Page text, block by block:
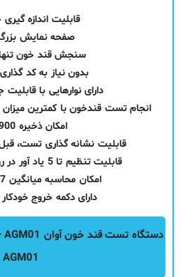
قابلیت اندازه
صفحه نمایش
سنجش قند خون تنها در 5
بدون نیاز به کد
دارای نوارهایی با
انجام تست قندخون با کمترین میزان حجم خون
امکان ذخیره 900 تست
قابلیت نشانه گذاری تست،
قابلیت تنظیم تا 5 یاد آور در روز جهت انجام تست
امکان محاسبه میانگین 7- 14 – 30 روزه
دارای دکمه خروج خودکار
AGM01